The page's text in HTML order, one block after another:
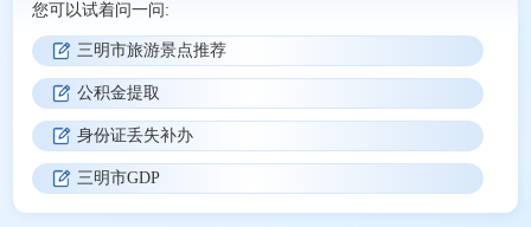
您可以试着问一问:
三明市旅游景点推荐
公积金提取
身份证丢失补办
三明市GDP